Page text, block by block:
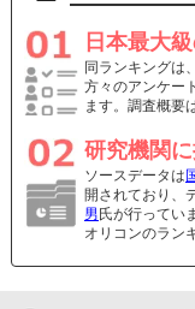
日本最大
同ランキングは
方々のアンケー
ます。調査概要
研究機関
ソースデータは
開されており、
男 氏が行ってい
オリコンのラン